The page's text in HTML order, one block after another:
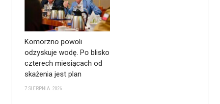
Komorzno powoli
odzyskuje wodę. Po blisko
czterech miesiącach od
skażenia jest plan
7 SIERPNIA 2026